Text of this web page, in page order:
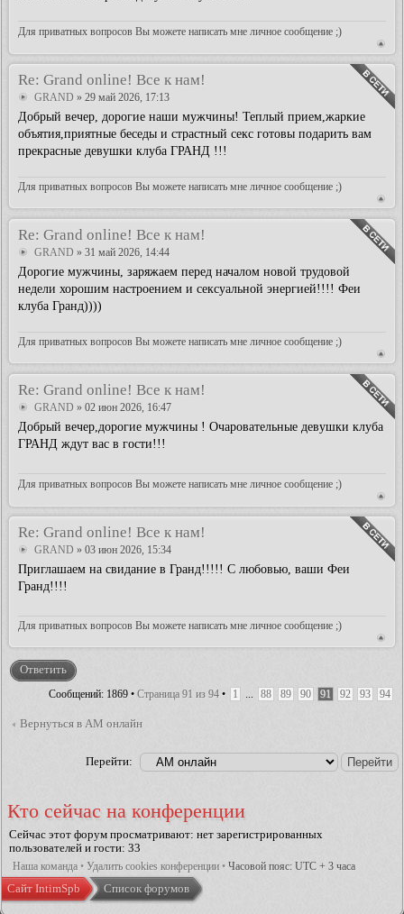
Для приватных вопросов Вы можете написать мне личное сообщение ;)
Re: Grand online! Все к нам!
GRAND » 29 май 2026, 17:13
Добрый вечер, дорогие наши мужчины! Теплый прием,жаркие
объятия,приятные беседы и страстный секс готовы подарить вам
прекрасные девушки клуба ГРАНД !!!
Для приватных вопросов Вы можете написать мне личное сообщение ;)
Re: Grand online! Все к нам!
GRAND » 31 май 2026, 14:44
Дорогие мужчины, заряжаем перед началом новой трудовой
недели хорошим настроением и сексуальной энергией!!!! Феи
клуба Гранд))))
Для приватных вопросов Вы можете написать мне личное сообщение ;)
Re: Grand online! Все к нам!
GRAND » 02 июн 2026, 16:47
Добрый вечер,дорогие мужчины ! Очаровательные девушки клуба
ГРАНД ждут вас в гости!!!
Для приватных вопросов Вы можете написать мне личное сообщение ;)
Re: Grand online! Все к нам!
GRAND » 03 июн 2026, 15:34
Приглашаем на свидание в Гранд!!!!! С любовью, ваши Феи
Гранд!!!!
Для приватных вопросов Вы можете написать мне личное сообщение ;)
Ответить
Сообщений: 1869 • Страница 91 из 94 • 1 ... 88 89 90 91 92 93 94
Вернуться в АМ онлайн
Перейти:
Кто сейчас на конференции
Сейчас этот форум просматривают: нет зарегистрированных
пользователей и гости: 33
Наша команда • Удалить cookies конференции • Часовой пояс: UTC + 3 часа
Сайт IntimSpb Список форумов